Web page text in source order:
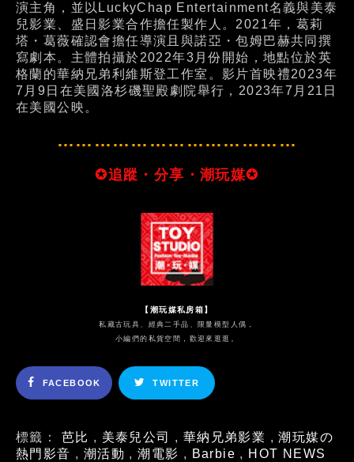
演主角，並以LuckyChap Entertainment名義與美泰
兒影業、盛日影業合作擔任製作人。2021年，葛莉
塔・葛薇確認會擔任導演且與諾亞・包姆巴赫共同撰
寫劇本。主體拍攝於2022年3月份開始，地點位於英
格蘭的華納兄弟利維斯登工作室。影片首映禮2023年
7月9日在美國洛杉磯聖殿劇院舉行，2023年7月21日
在美國公映。
…………………………………
✪追蹤・分享・潮玩媒✪
【潮玩媒私房箱】
私藏古玩具、經典二手品、限量模型人偶，
小編們的私貨空間，歡迎來逛逛。
FACEBOOK TWITTER
標籤： 芭比 , 美泰兒公司 , 華納兄弟影業 ,潮玩媒の
熱門影音 , 潮活動 ,潮電影 , Barbie , HOT NEWS